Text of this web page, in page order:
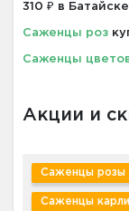
310 ₽ в Батайске
Саженцы роз
Саженцы
Акции и
Саженцы розы
Саженцы